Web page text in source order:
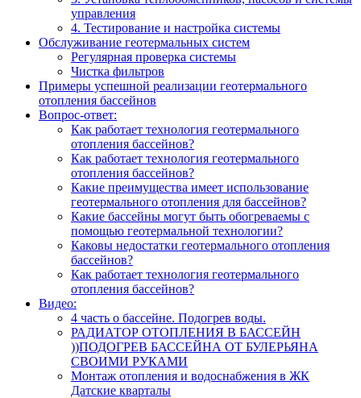
управления
4. Тестирование и настройка системы
Обслуживание геотермальных систем
Регулярная проверка системы
Чистка фильтров
Примеры успешной реализации геотермального
отопления бассейнов
Вопрос-ответ:
Как работает технология геотермального
отопления бассейнов?
Как работает технология геотермального
отопления бассейнов?
Какие преимущества имеет использование
геотермального отопления для бассейнов?
Какие бассейны могут быть обогреваемы с
помощью геотермальной технологии?
Каковы недостатки геотермального отопления
бассейнов?
Как работает технология геотермального
отопления бассейнов?
Видео:
4 часть о бассейне. Подогрев воды.
РАДИАТОР ОТОПЛЕНИЯ В БАССЕЙН
))ПОДОГРЕВ БАССЕЙНА ОТ БУЛЕРЬЯНА
СВОИМИ РУКАМИ
Монтаж отопления и водоснабжения в ЖК
Датские кварталы